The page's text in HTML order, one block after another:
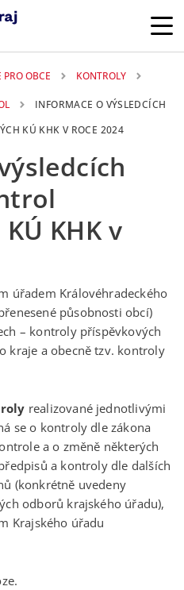
OBCE KONTROLY
INFORMACE O VÝSLEDCÍCH
KÚ KHK V ROCE 2024
KHK v
úřadem Královéhradeckého
působnosti obcí)
– kontroly příspěvkových
kraje a obecně tzv. kontroly
realizované jednotlivými
se o kontroly dle zákona
a o změně některých
a kontroly dle dalších
(konkrétně uvedeny
odborů krajského úřadu),
Krajského úřadu